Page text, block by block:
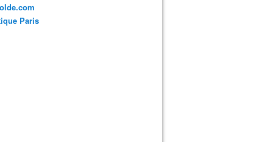
Paris